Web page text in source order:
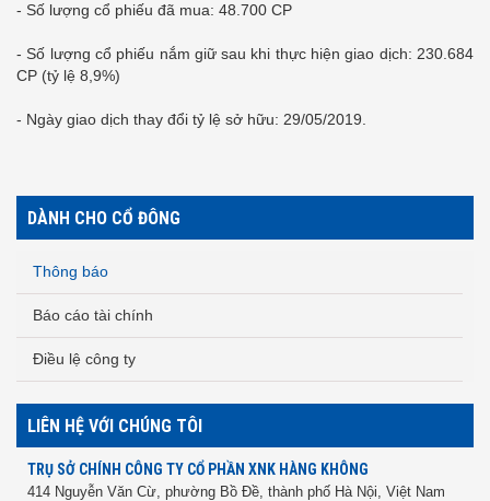
- Số lượng cổ phiếu đã mua: 48.700 CP
- Số lượng cổ phiếu nắm giữ sau khi thực hiện giao dịch: 230.684
CP (tỷ lệ 8,9%)
- Ngày giao dịch thay đổi tỷ lệ sở hữu: 29/05/2019.
DÀNH CHO CỔ ĐÔNG
Thông báo
Báo cáo tài chính
Điều lệ công ty
LIÊN HỆ VỚI CHÚNG TÔI
TRỤ SỞ CHÍNH CÔNG TY CỔ PHẦN XNK HÀNG KHÔNG
414 Nguyễn Văn Cừ, phường Bồ Đề, thành phố Hà Nội, Việt Nam